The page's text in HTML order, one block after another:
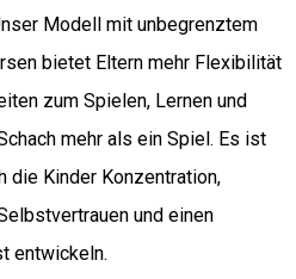
Modell mit unbegrenztem
bietet Eltern mehr Flexibilität
zum Spielen, Lernen und
mehr als ein Spiel. Es ist
die Kinder Konzentration,
und einen
entwickeln.